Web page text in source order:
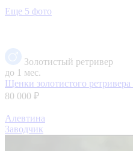
Еще 5 фото
Золотистый ретривер
до 1 мес.
Щенки золотистого ретривера
80 000 ₽
Алевтина
Заводчик